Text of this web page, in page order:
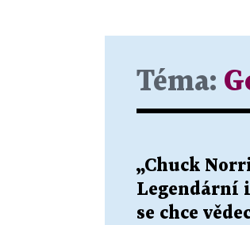
Téma:
„Chuck
Legendární
se chce